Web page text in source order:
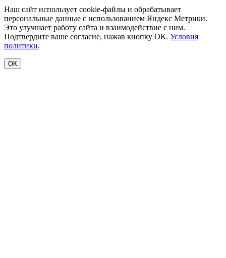
Наш сайт использует cookie-файлы и обрабатывает
персональные данные с использованием Яндекс Метрики.
Это улучшает работу сайта и взаимодействие с ним.
Подтвердите ваше согласие, нажав кнопку ОК. Условия
политики.
ОК